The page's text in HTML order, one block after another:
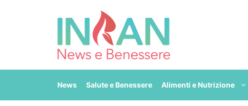
News Salute e Benessere Alimenti e Nutrizione